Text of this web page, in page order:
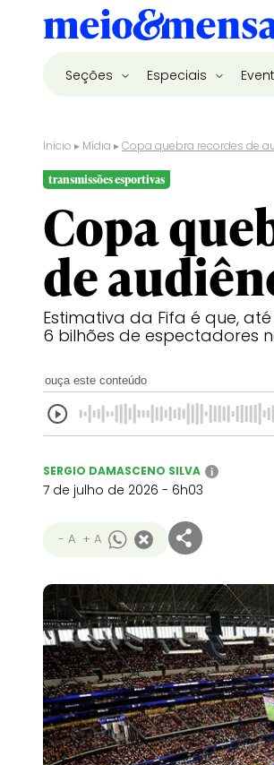
Seções Especiais
Início ▸ Mídia ▸Copa quebra recordes de
transmissões esportivas
Copa
de
Estimativa da Fifa é que,
6 bilhões de espectadores
ouça este conteúdo
SERGIO DAMASCENO SILVA i
7 de julho de 2026 - 6h03
- A + A